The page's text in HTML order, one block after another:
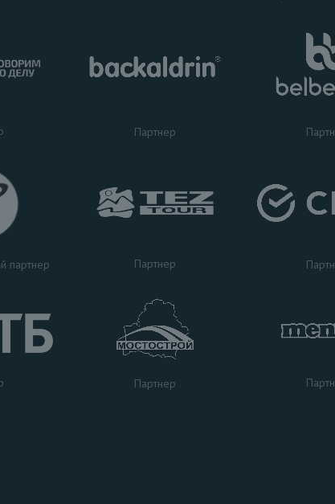
Партнер
партнер Партнер
Партнер